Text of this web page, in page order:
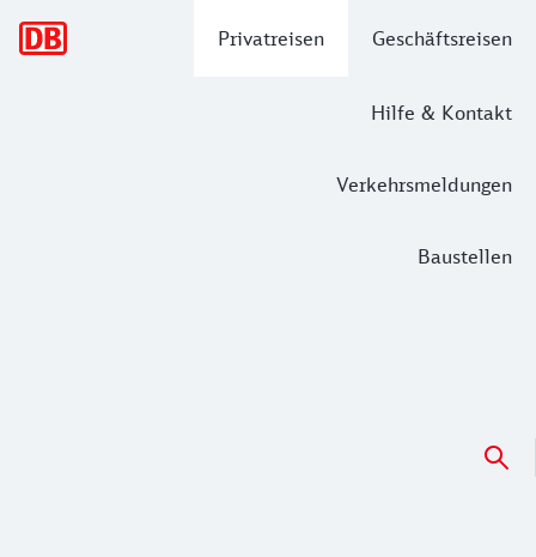
Privatreisen Geschäftsreisen
Hilfe & Kontakt
Verkehrsmeldungen
Baustellen